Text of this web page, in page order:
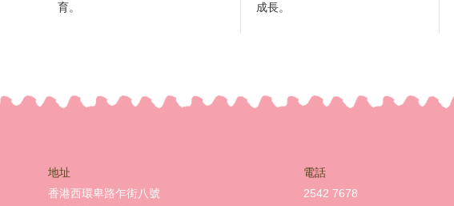
育。
成長。
地址
香港西環卑路乍街八號
電話
2542 7678